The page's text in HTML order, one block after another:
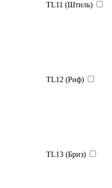
TL11 (Штиль)
TL12 (Риф)
TL13 (Бриз)